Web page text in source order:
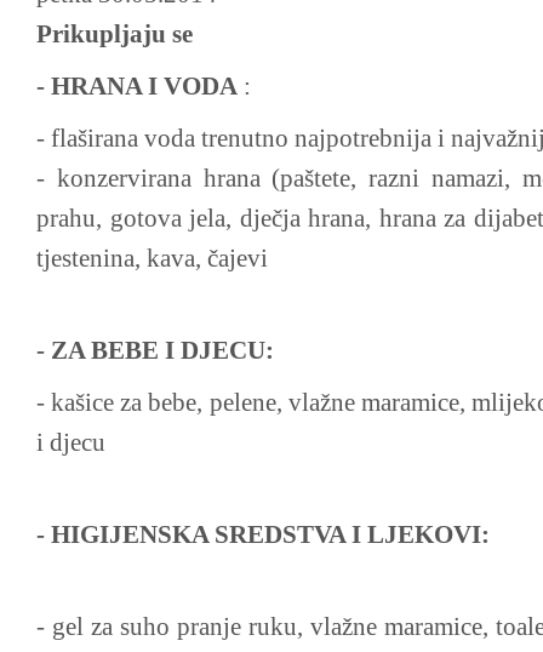
Prikupljaju se
- HRANA I VODA :
- flaširana voda trenutno najpotrebnija i
- konzervirana hrana (paštete, razni namazi,
prahu, gotova jela, dječja hrana, hrana za
tjestenina, kava, čajevi
- ZA BEBE I DJECU:
- kašice za bebe, pelene, vlažne maramice,
i djecu
- HIGIJENSKA SREDSTVA I LJEKOVI:
- gel za suho pranje ruku, vlažne maramice,